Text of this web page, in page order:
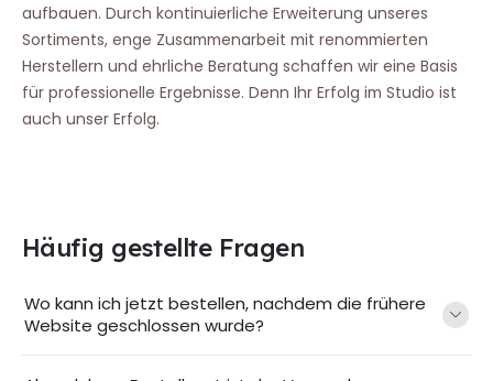
aufbauen. Durch kontinuierliche Erweiterung unseres
Sortiments, enge Zusammenarbeit mit renommierten
Herstellern und ehrliche Beratung schaffen wir eine Basis
für professionelle Ergebnisse. Denn Ihr Erfolg im Studio ist
auch unser Erfolg.
Häufig gestellte Fragen
Wo kann ich jetzt bestellen, nachdem die frühere
Website geschlossen wurde?